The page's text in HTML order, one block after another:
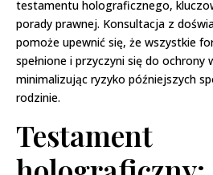
testamentu holograficznego,
porady prawnej. Konsultacja z
pomoże upewnić się, że wszystkie
spełnione i przyczyni się do ochrony
minimalizując ryzyko późniejszych
rodzinie.
Testament